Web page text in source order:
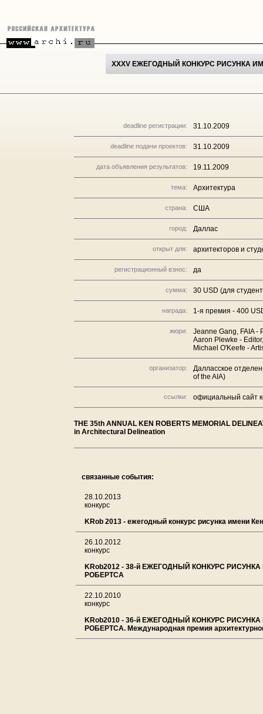
XXXV ЕЖЕГОДНЫЙ КОНКУРС РИСУНКА
deadline регистрации: 31.10.2009
deadline подачи проектов: 31.10.2009
дата объявления результатов: 19.11.2009
тема: Архитектура
страна: США
город: Даллас
открыт для: архитекторов и
регистрационный взнос: да
сумма: 30 USD (для
награда: 1-я премия - 400
жюри:
Jeanne Gang, FAIA -
Aaron Plewke -
Michael O'Keefe -
организатор:
Далласское
of the AIA)
ссылки: официальный сайт
THE 35th ANNUAL KEN ROBERTS MEMORIAL
in Architectural Delineation
связанные события:
28.10.2013
конкурс
KRob 2013 - ежегодный конкурс рисунка имени
26.10.2012
конкурс
KRob2012 - 38-й ЕЖЕГОДНЫЙ КОНКУРС
РОБЕРТСА
22.10.2010
конкурс
KRob2010 - 36-й ЕЖЕГОДНЫЙ КОНКУРС
РОБЕРТСА. Международная премия